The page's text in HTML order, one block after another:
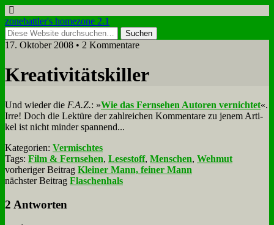
zonebattler's homezone 2.1
17. Oktober 2008 • 2 Kommentare
Krea­ti­vi­täts­kil­ler
Und wie­der die F.A.Z.: »Wie das Fern­se­hen Au­toren ver­nich­tet«.
Ir­re! Doch die Lek­tü­re der zahl­rei­chen Kom­men­ta­re zu je­nem Ar­ti­
kel ist nicht min­der span­nend...
Kategorien: Vermischtes
Tags: Film & Fernsehen, Lesestoff, Menschen, Wehmut
vorheriger Beitrag Kleiner Mann, feiner Mann
nächster Beitrag Flaschenhals
2 Antworten